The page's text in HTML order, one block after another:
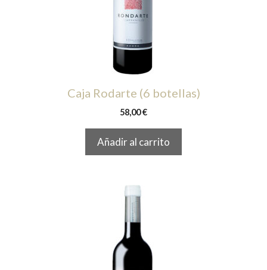
Caja Rodarte (6 botellas)
58,00€
Añadir al carrito